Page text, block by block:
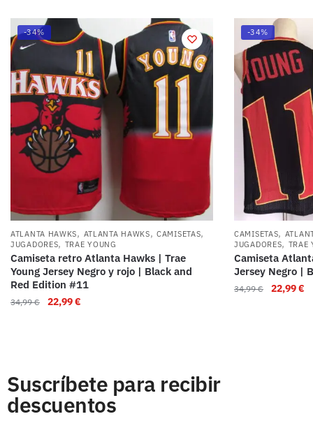
-34%
ATLANTA HAWKS, ATLANTA HAWKS,CAMISETAS,
JUGADORES, TRAE YOUNG
Camiseta retro Atlanta Hawks | Trae
Young Jersey Negro y rojo | Black and
Red Edition #11
34,99€ 22,99€
-34%
CAMISETAS,
JUGADORES, TRAE
Camiseta
Jersey Negro |
34,99€ 22,99€
Suscríbete para recibir
descuentos